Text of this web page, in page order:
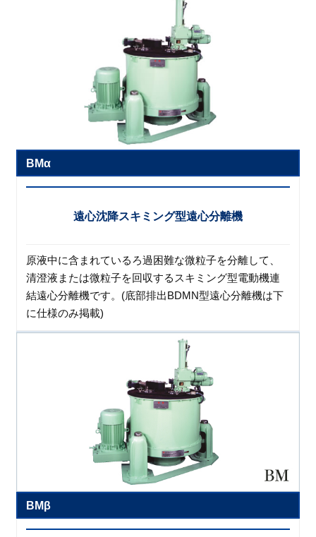
BMα
遠心沈降スキミング型遠心分離機
原液中に含まれているろ過困難な微粒子を分離して、
清澄液または微粒子を回収するスキミング型電動機連
結遠心分離機です。(底部排出BDMN型遠心分離機は下
に仕様のみ掲載)
BMβ